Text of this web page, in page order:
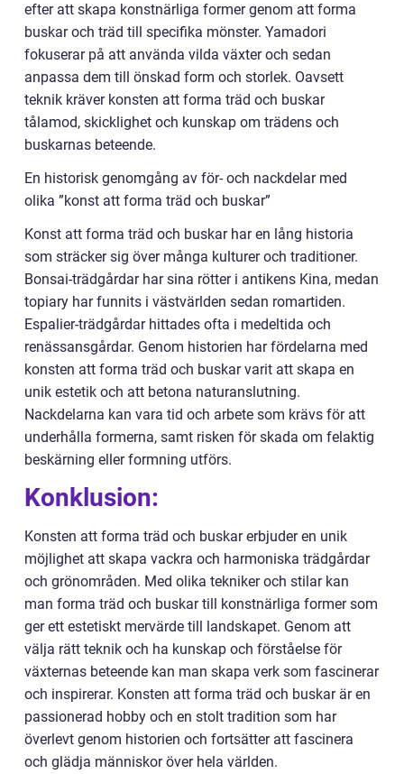
efter att skapa konstnärliga former genom att forma
buskar och träd till specifika mönster. Yamadori
fokuserar på att använda vilda växter och sedan
anpassa dem till önskad form och storlek. Oavsett
teknik kräver konsten att forma träd och buskar
tålamod, skicklighet och kunskap om trädens och
buskarnas beteende.
En historisk genomgång av för- och nackdelar med
olika ”konst att forma träd och buskar”
Konst att forma träd och buskar har en lång historia
som sträcker sig över många kulturer och traditioner.
Bonsai-trädgårdar har sina rötter i antikens Kina, medan
topiary har funnits i västvärlden sedan romartiden.
Espalier-trädgårdar hittades ofta i medeltida och
renässansgårdar. Genom historien har fördelarna med
konsten att forma träd och buskar varit att skapa en
unik estetik och att betona naturanslutning.
Nackdelarna kan vara tid och arbete som krävs för att
underhålla formerna, samt risken för skada om felaktig
beskärning eller formning utförs.
Konklusion:
Konsten att forma träd och buskar erbjuder en unik
möjlighet att skapa vackra och harmoniska trädgårdar
och grönområden. Med olika tekniker och stilar kan
man forma träd och buskar till konstnärliga former som
ger ett estetiskt mervärde till landskapet. Genom att
välja rätt teknik och ha kunskap och förståelse för
växternas beteende kan man skapa verk som fascinerar
och inspirerar. Konsten att forma träd och buskar är en
passionerad hobby och en stolt tradition som har
överlevt genom historien och fortsätter att fascinera
och glädja människor över hela världen.